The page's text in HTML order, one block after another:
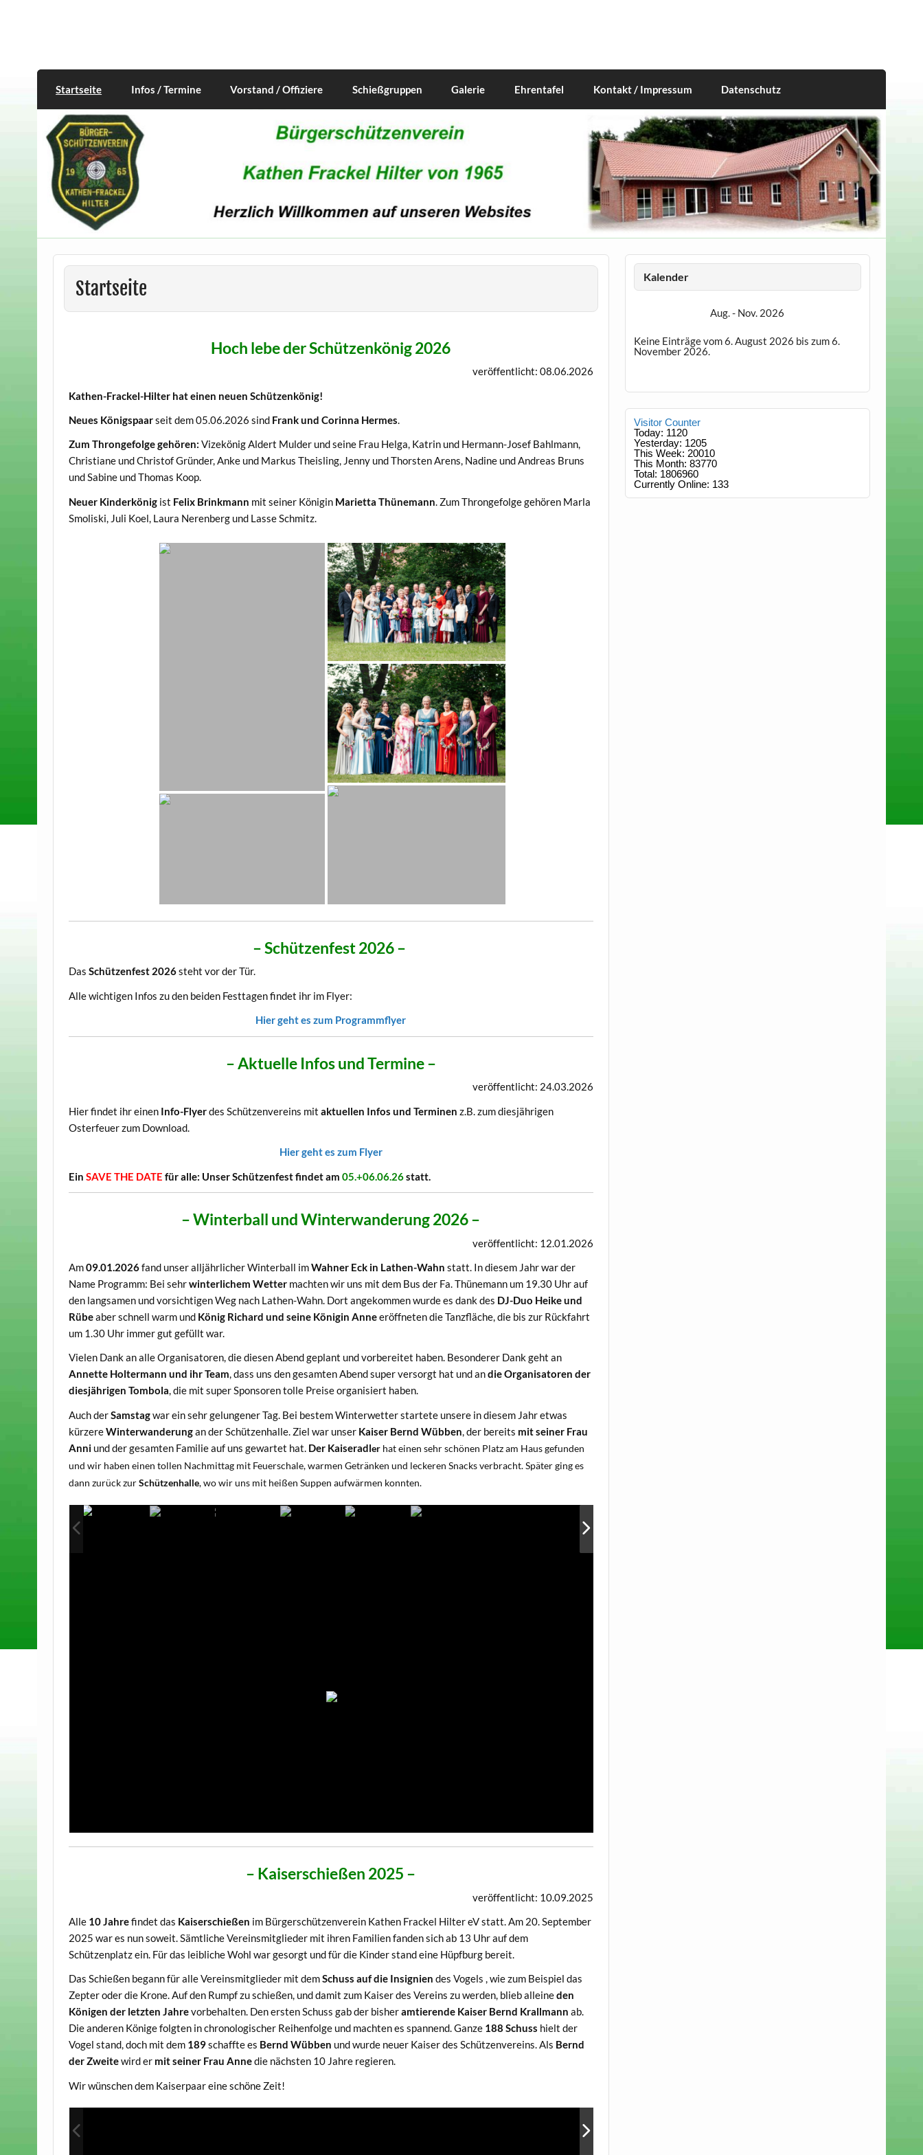
Startseite Infos / Termine Vorstand / Offiziere Schießgruppen Galerie Ehrentafel Kontakt / Impressum Datenschutz
Startseite
Hoch lebe der Schützenkönig 2026
veröffentlicht: 08.06.2026
Kathen-Frackel-Hilter hat einen neuen Schützenkönig!
Neues Königspaarseit dem 05.06.2026 sind Frank und Corinna Hermes.
Zum Throngefolge gehören: Vizekönig Aldert Mulder und seine Frau Helga, Katrin und Hermann-Josef Bahlmann,
Christiane und Christof Gründer, Anke und Markus Theisling, Jenny und Thorsten Arens, Nadine und Andreas Bruns
und Sabine und Thomas Koop.
Neuer Kinderkönig ist Felix Brinkmann mit seiner Königin Marietta Thünemann. Zum Throngefolge gehören Marla
Smoliski, Juli Koel, Laura Nerenberg und Lasse Schmitz.
– Schützenfest 2026 –
DasSchützenfest 2026steht vor der Tür.
Alle wichtigen Infos zu den beiden Festtagen findet ihr im Flyer:
Hier geht es zum Programmflyer
– Aktuelle Infos und Termine –
veröffentlicht: 24.03.2026
Hier findet ihr einen Info-Flyerdes Schützenvereins mitaktuellen Infos und Terminen z.B. zum diesjährigen
Osterfeuer zum Download.
Hier geht es zum Flyer
EinSAVE THE DATE für alle: Unser Schützenfest findet am05.+06.06.26statt.
– Winterball und Winterwanderung 2026 –
veröffentlicht: 12.01.2026
Am09.01.2026fand unser alljährlicher Winterball imWahner Eck in Lathen-Wahn statt. In diesem Jahr war der
Name Programm: Bei sehrwinterlichem Wetter machten wir uns mit dem Bus der Fa. Thünemann um 19.30 Uhr auf
den langsamen und vorsichtigen Weg nach Lathen-Wahn. Dort angekommen wurde es dank des DJ-Duo Heike und
Rübeaber schnell warm und König Richard und seine Königin Anneeröffneten die Tanzfläche, die bis zur Rückfahrt
um 1.30 Uhr immer gut gefüllt war.
Vielen Dank an alle Organisatoren, die diesen Abend geplant und vorbereitet haben. Besonderer Dank geht an
Annette Holtermann und ihr Team, dass uns den gesamten Abend super versorgt hat und andie Organisatoren der
diesjährigen Tombola, die mit super Sponsoren tolle Preise organisiert haben.
Auch derSamstagwar ein sehr gelungener Tag. Bei bestem Winterwetter startete unsere in diesem Jahr etwas
kürzereWinterwanderungan der Schützenhalle. Ziel war unser Kaiser Bernd Wübben, der bereits mit seiner Frau
Anni und der gesamten Familie auf uns gewartet hat. Der Kaiseradler hat einen sehr schönen Platz am Haus gefunden
und wir haben einen tollen Nachmittag mit Feuerschale, warmen Getränken und leckeren Snacks verbracht. Später ging es
dann zurück zurSchützenhalle, wo wir uns mit heißen Suppen aufwärmen konnten.
– Kaiserschießen 2025 –
veröffentlicht: 10.09.2025
Alle 10 Jahrefindet das Kaiserschießen im Bürgerschützenverein Kathen Frackel Hilter eV statt. Am 20. September
2025 war es nun soweit. Sämtliche Vereinsmitglieder mit ihren Familien fanden sich ab 13 Uhr auf dem
Schützenplatz ein. Für das leibliche Wohl war gesorgt und für die Kinder stand eine Hüpfburg bereit.
Das Schießen begann für alle Vereinsmitglieder mit demSchuss auf die Insignien des Vogels , wie zum Beispiel das
Zepter oder die Krone. Auf den Rumpf zu schießen, und damit zum Kaiser des Vereins zu werden, blieb alleineden
Königen der letzten Jahrevorbehalten. Den ersten Schuss gab der bisheramtierende Kaiser Bernd Krallmann ab.
Die anderen Könige folgten in chronologischer Reihenfolge und machten es spannend. Ganze 188 Schuss hielt der
Vogel stand, doch mit dem 189schaffte es Bernd Wübben und wurde neuer Kaiser des Schützenvereins. Als Bernd
der Zweitewird er mit seiner Frau Annedie nächsten 10 Jahre regieren.
Wir wünschen dem Kaiserpaar eine schöne Zeit!
Kalender
Aug. - Nov. 2026
Keine Einträge vom 6. August 2026 bis zum 6.
November 2026.
Visitor Counter
Today: 1120
Yesterday: 1205
This Week: 20010
This Month: 83770
Total: 1806960
Currently Online: 133